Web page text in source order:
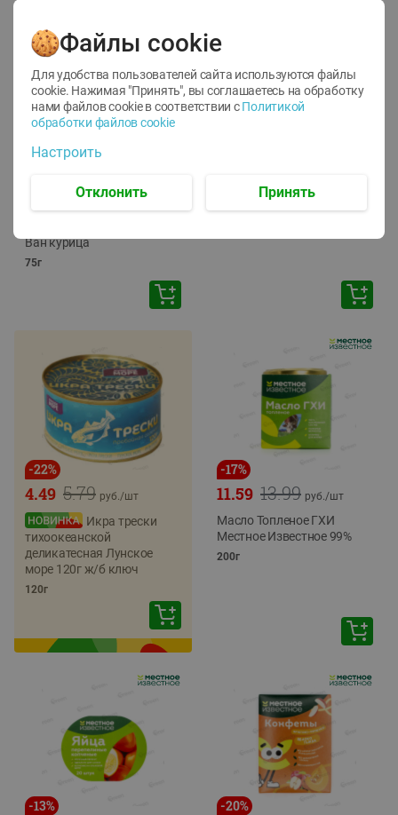
12
1.05 руб./
руб./шт
Корм влаж. для кош. с
Ван курица
75г
ТОФУ Vegetus ТВЕРДЫЙ
-22%
5.79
4.49 руб./шт
Икра трески
тихоокеанской
деликатесная Лунское
море 120г ж/б ключ
120г
-17%
13.99
11.59 руб./шт
Масло Топленое ГХИ
Местное Известное 99%
200г
-13% -20%
Файлы cookie
Для удобства пользователей сайта используются файлы
cookie. Нажимая "Принять", вы соглашаетесь на обработку
нами файлов cookie в соответствии с Политикой
обработки файлов cookie
Настроить
Отклонить Принять